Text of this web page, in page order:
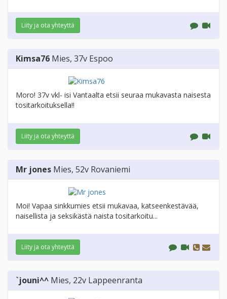
Liity ja ota yhteyttä
Kimsa76 Mies, 37v Espoo
Moro! 37v vkl- isi Vantaalta etsii seuraa mukavasta naisesta
tositarkoituksella!!
Liity ja ota yhteyttä
Mr jones Mies, 52v Rovaniemi
Moi! Vapaa sinkkumies etsii mukavaa, katseenkestävää,
naisellista ja seksikästä naista tositarkoitu...
Liity ja ota yhteyttä
`jouni^^ Mies, 22v Lappeenranta